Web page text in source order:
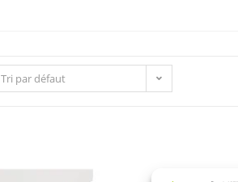
Tri par défaut